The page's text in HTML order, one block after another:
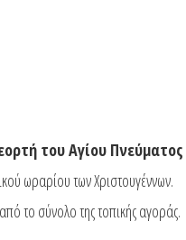
του Αγίου Πνεύματος
ωραρίου των Χριστουγέννων.
το σύνολο της τοπικής αγοράς.